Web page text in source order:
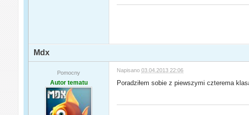
Mdx
Pomocny
Autor tematu
Napisano03.04.2013 22:06
Poradziłem sobie z piewszymi czterema